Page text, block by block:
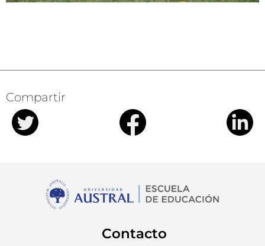
Compartir
Contacto